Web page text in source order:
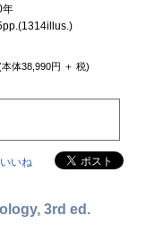
年
本体38,990円 ＋ 税)
いいね
3rd ed.